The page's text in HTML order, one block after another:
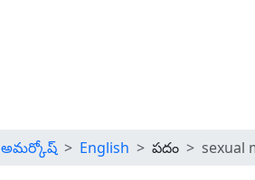
అమర్కోష్ English పదం sexual